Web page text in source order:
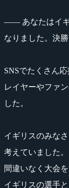
―― あなたはイギ
なりました。決
SNSでたくさん
レイヤーやファ
した。
イギリスのみな
考えていました。
間違いなく大会
イギリスの選手